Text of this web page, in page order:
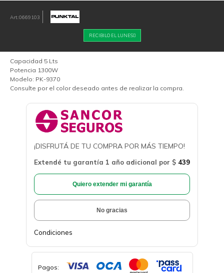
0669103
RECIBILO EL LUNES
Capacidad 5 Lts
Potencia 1300W
Modelo: PK-9370
​Consulte por el color deseado antes de realizar la compra.
¡DISFRUTÁ DE TU COMPRA POR MÁS TIEMPO!
Extendé tu garantía 1 año adicional por $ 439
Quiero extender mi garantía
No gracias
Condiciones
Pagos: